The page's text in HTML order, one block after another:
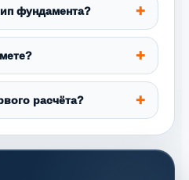
фундамента?
расчёта?